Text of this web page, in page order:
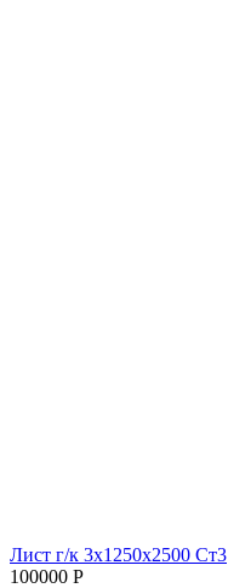
Лист г/к 3х1250х2500 Ст3
100000 Р